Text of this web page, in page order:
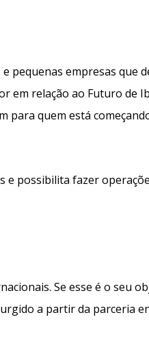
pequenas empresas que
em relação ao Futuro de
para quem está
e possibilita fazer
Se esse é o seu
a partir da parceria